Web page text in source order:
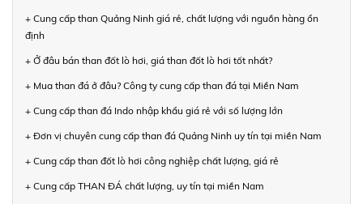
+ Cung cấp than Quảng Ninh giá rẻ, chất lượng với nguồn hàng ổn
định
+ Ở đâu bán than đốt lò hơi, giá than đốt lò hơi tốt nhất?
+ Mua than đá ở đâu? Công ty cung cấp than đá tại Miền Nam
+ Cung cấp than đá Indo nhập khẩu giá rẻ với số lượng lớn
+ Đơn vị chuyên cung cấp than đá Quảng Ninh uy tín tại miền Nam
+ Cung cấp than đốt lò hơi công nghiệp chất lượng, giá rẻ
+ Cung cấp THAN ĐÁ chất lượng, uy tín tại miền Nam